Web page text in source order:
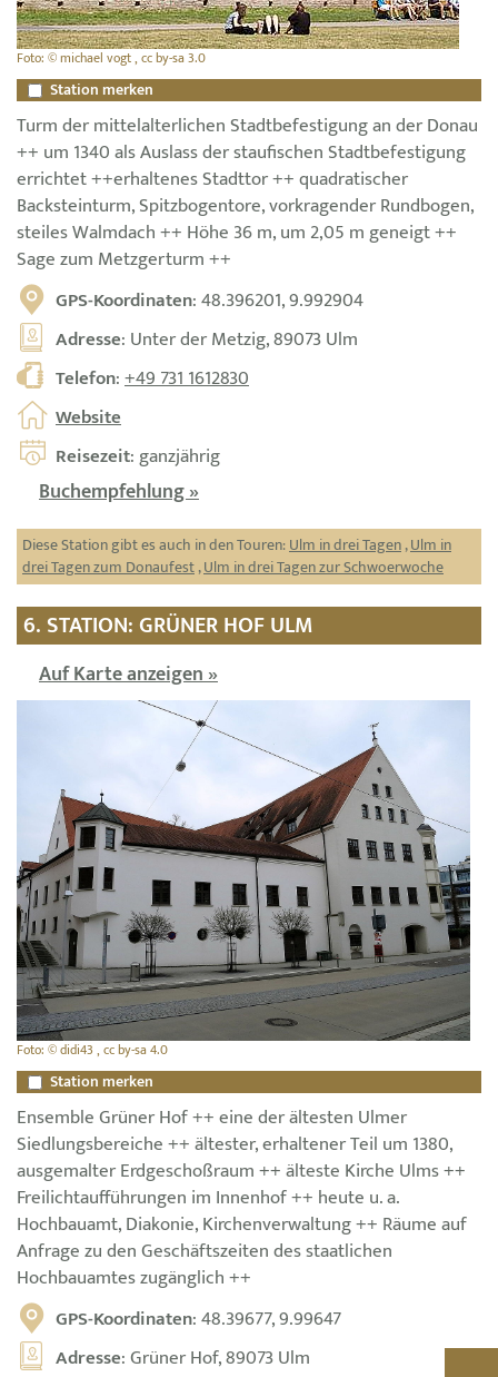
Foto: © michael vogt , cc by-sa 3.0
Station merken
Turm der mittelalterlichen Stadtbefestigung an der Donau
++ um 1340 als Auslass der staufischen Stadtbefestigung
errichtet ++erhaltenes Stadttor ++ quadratischer
Backsteinturm, Spitzbogentore, vorkragender Rundbogen,
steiles Walmdach ++ Höhe 36 m, um 2,05 m geneigt ++
Sage zum Metzgerturm ++
GPS-Koordinaten: 48.396201, 9.992904
Adresse: Unter der Metzig, 89073 Ulm
Telefon:+49 731 1612830
Website
Reisezeit: ganzjährig
Buchempfehlung »
Diese Station gibt es auch in den Touren:Ulm in drei Tagen,Ulm in
drei Tagen zum Donaufest,Ulm in drei Tagen zur Schwoerwoche
6. STATION: GRÜNER HOF ULM
Auf Karte anzeigen »
Foto: © didi43 , cc by-sa 4.0
Station merken
Ensemble Grüner Hof ++ eine der ältesten Ulmer
Siedlungsbereiche ++ ältester, erhaltener Teil um 1380,
ausgemalter Erdgeschoßraum ++ älteste Kirche Ulms ++
Freilichtaufführungen im Innenhof ++ heute u. a.
Hochbauamt, Diakonie, Kirchenverwaltung ++ Räume auf
Anfrage zu den Geschäftszeiten des staatlichen
Hochbauamtes zugänglich ++
GPS-Koordinaten: 48.39677, 9.99647
Adresse: Grüner Hof, 89073 Ulm